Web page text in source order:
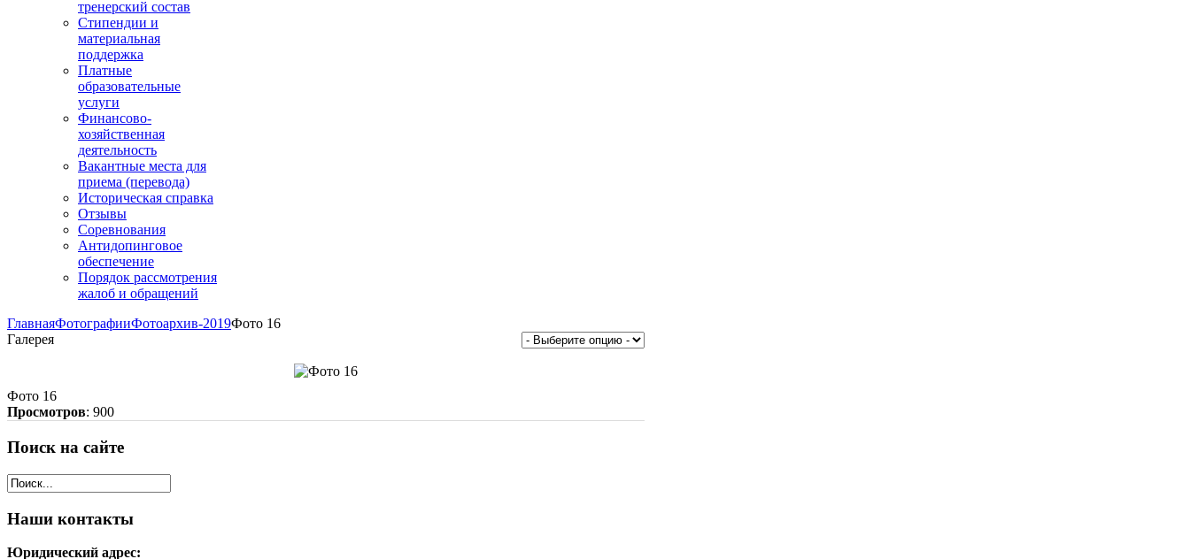
тренерский состав
Стипендии и
материальная
поддержка
Платные
образовательные
услуги
Финансово-
хозяйственная
деятельность
Вакантные места для
приема (перевода)
Историческая справка
Отзывы
Соревнования
Антидопинговое
обеспечение
Порядок рассмотрения
жалоб и обращений
ГлавнаяФотографииФотоархив-2019Фото 16
Галерея
Фото 16
Просмотров: 900
Поиск на сайте
Наши контакты
Юридический адрес: